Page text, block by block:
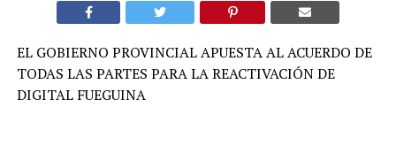
EL GOBIERNO PROVINCIAL APUESTA AL ACUERDO DE
TODAS LAS PARTES PARA LA REACTIVACIÓN DE
DIGITAL FUEGUINA